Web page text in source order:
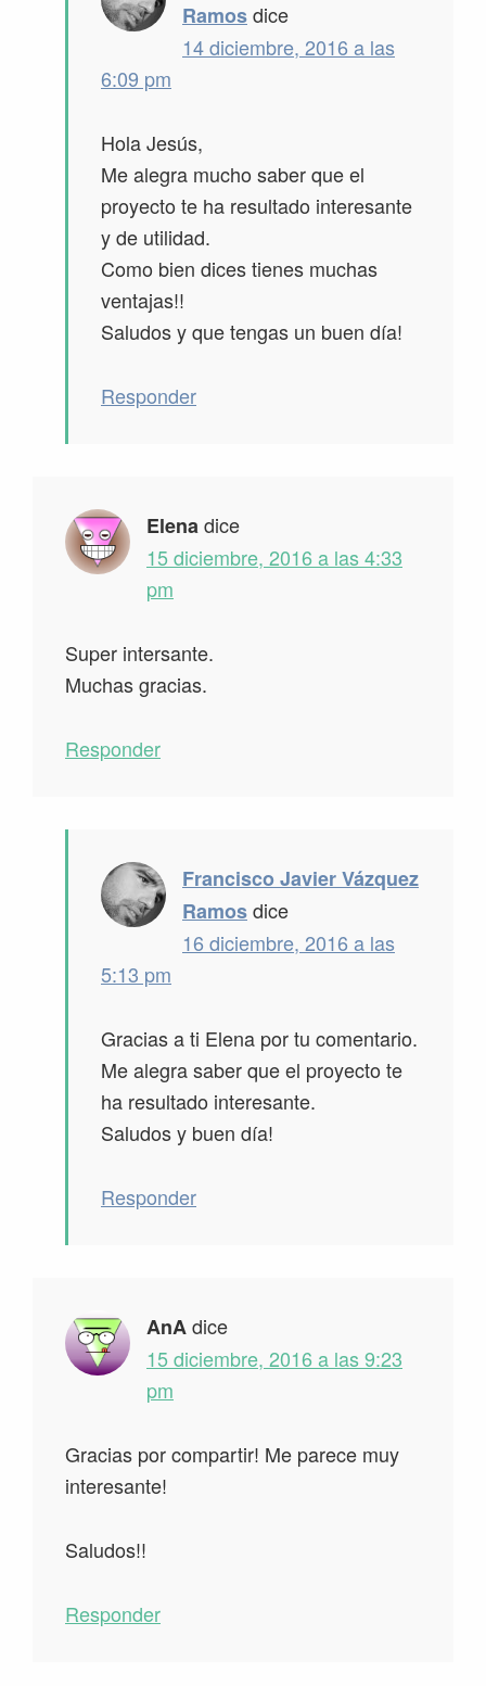
Ramosdice
14 diciembre, 2016 a las
6:09 pm
Hola Jesús,
Me alegra mucho saber que el
proyecto te ha resultado interesante
y de utilidad.
Como bien dices tienes muchas
ventajas!!
Saludos y que tengas un buen día!
Responder
Elenadice
15 diciembre, 2016 a las 4:33
pm
Super intersante.
Muchas gracias.
Responder
Francisco Javier Vázquez
Ramosdice
16 diciembre, 2016 a las
5:13 pm
Gracias a ti Elena por tu comentario.
Me alegra saber que el proyecto te
ha resultado interesante.
Saludos y buen día!
Responder
AnAdice
15 diciembre, 2016 a las 9:23
pm
Gracias por compartir! Me parece muy
interesante!
Saludos!!
Responder